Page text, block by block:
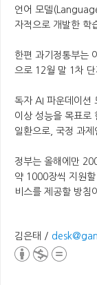
언어 모델
자적으로 개발한 학
한편 과기정통부는
으로 12월 말 1차 단
독자 AI 파운데이션
이상 성능을 목표로
일환으로, 국정 과
정부는 올해에만
약 1000장씩 지원
비스를 제공할 방침
김은태 /